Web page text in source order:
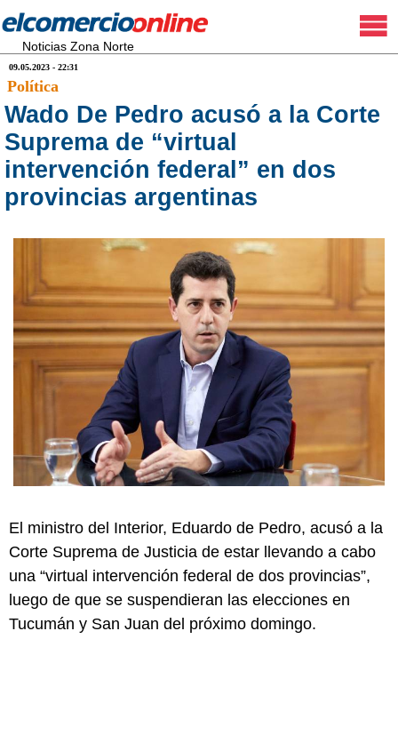
Noticias Zona Norte
09.05.2023 - 22:31
Política
Wado De Pedro acusó a la Corte
Suprema de “virtual
intervención federal” en dos
provincias argentinas
El ministro del Interior, Eduardo de Pedro, acusó a la
Corte Suprema de Justicia de estar llevando a cabo
una “virtual intervención federal de dos provincias”,
luego de que se suspendieran las elecciones en
Tucumán y San Juan del próximo domingo.